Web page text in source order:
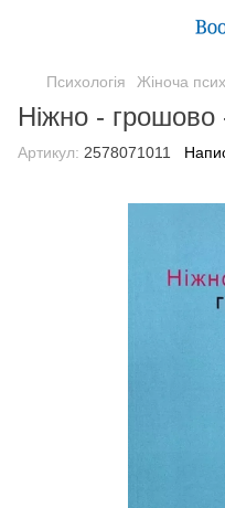
Психологія Жіноча
Ніжно -
Артикул: 2578071011